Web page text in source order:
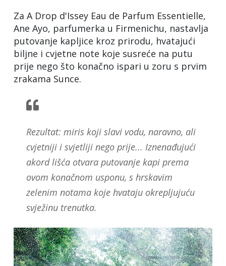
Za A Drop d'Issey Eau de Parfum Essentielle,
Ane Ayo, parfumerka u Firmenichu, nastavlja
putovanje kapljice kroz prirodu, hvatajući
biljne i cvjetne note koje susreće na putu
prije nego što konačno ispari u zoru s prvim
zrakama Sunce.
Rezultat: miris koji slavi vodu, naravno, ali
cvjetniji i svjetliji nego prije... Iznenađujući
akord lišća otvara putovanje kapi prema
ovom konačnom usponu, s hrskavim
zelenim notama koje hvataju okrepljujuću
svježinu trenutka.